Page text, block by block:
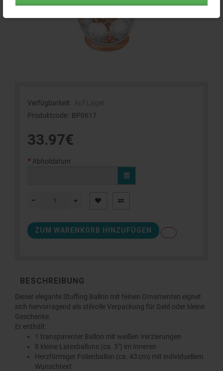
Verfügbarkeit: Auf Lager
Produktcode: BP0617
33.97€
Abholdatum
ZUM WARENKORB HINZUFÜGEN
BESCHREIBUNG
Dieser elegante Stuffing Ballon mit feinen Ornamenten eignet
sich hervorragend als stilvolle Verpackung für Geld oder kleine
Geschenke.
Er enthält:
1 transparenter Ballon mit weißen Verzierungen
8 kleine Latexballons (ca. 5") im Inneren
Herzförmiger Folienballon (ca. 43 cm) mit individuellem
Wunschtext